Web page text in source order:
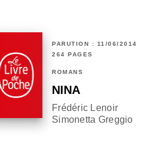
PARUTION : 11/06/2014
264 PAGES
ROMANS
NINA
Frédéric Lenoir
Simonetta Greggio